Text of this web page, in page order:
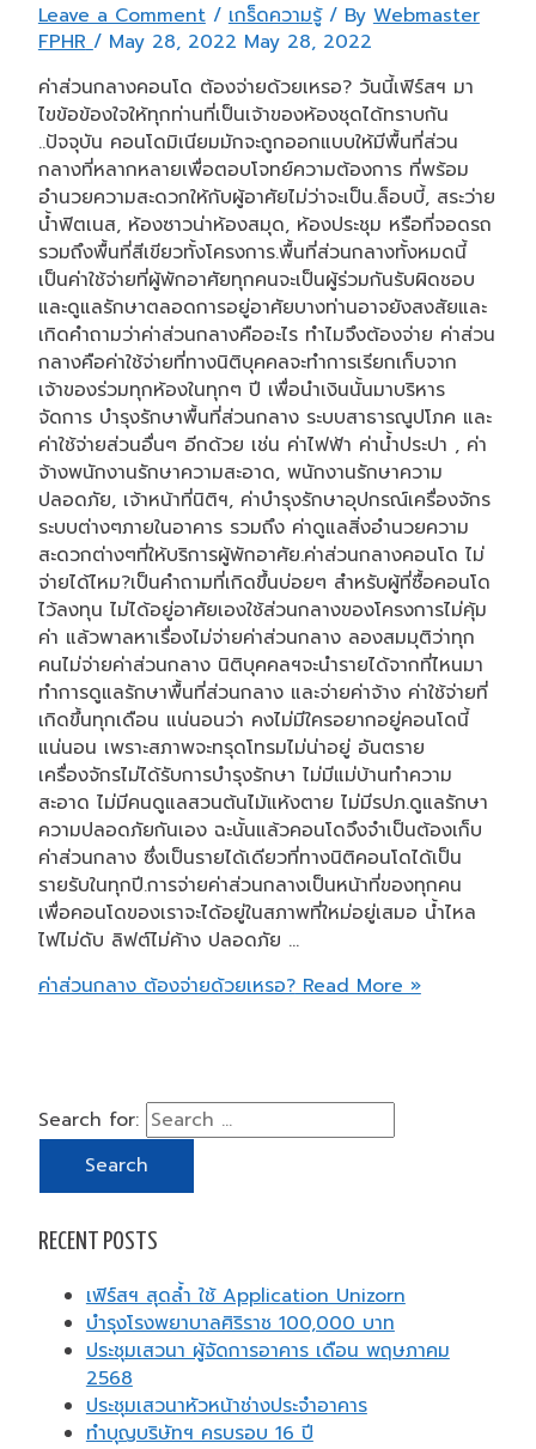
Leave a Comment /เกร็ดความรู้/ ByWebmaster
FPHR / May 28, 2022 May 28, 2022
ค่าส่วนกลางคอนโด ต้องจ่ายด้วยเหรอ? วันนี้เฟิร์สฯ มา
ไขข้อข้องใจให้ทุกท่านที่เป็นเจ้าของห้องชุดได้ทราบกัน
..ปัจจุบัน คอนโดมิเนียมมักจะถูกออกแบบให้มีพื้นที่ส่วน
กลางที่หลากหลายเพื่อตอบโจทย์ความต้องการ ที่พร้อม
อำนวยความสะดวกให้กับผู้อาศัยไม่ว่าจะเป็น.ล็อบบี้, สระว่าย
น้ำฟิตเนส, ห้องซาวน่าห้องสมุด, ห้องประชุม หรือที่จอดรถ
รวมถึงพื้นที่สีเขียวทั้งโครงการ.พื้นที่ส่วนกลางทั้งหมดนี้
เป็นค่าใช้จ่ายที่ผู้พักอาศัยทุกคนจะเป็นผู้ร่วมกันรับผิดชอบ
และดูแลรักษาตลอดการอยู่อาศัยบางท่านอาจยังสงสัยและ
เกิดคำถามว่าค่าส่วนกลางคืออะไร ทำไมจึงต้องจ่าย ค่าส่วน
กลางคือค่าใช้จ่ายที่ทางนิติบุคคลจะทำการเรียกเก็บจาก
เจ้าของร่วมทุกห้องในทุกๆ ปี เพื่อนำเงินนั้นมาบริหาร
จัดการ บำรุงรักษาพื้นที่ส่วนกลาง ระบบสาธารณูปโภค และ
ค่าใช้จ่ายส่วนอื่นๆ อีกด้วย เช่น ค่าไฟฟ้า ค่าน้ำประปา , ค่า
จ้างพนักงานรักษาความสะอาด, พนักงานรักษาความ
ปลอดภัย, เจ้าหน้าที่นิติฯ, ค่าบำรุงรักษาอุปกรณ์เครื่องจักร
ระบบต่างๆภายในอาคาร รวมถึง ค่าดูแลสิ่งอำนวยความ
สะดวกต่างๆที่ให้บริการผู้พักอาศัย.ค่าส่วนกลางคอนโด ไม่
จ่ายได้ไหม?เป็นคำถามที่เกิดขึ้นบ่อยๆ สำหรับผู้ที่ซื้อคอนโด
ไว้ลงทุน ไม่ได้อยู่อาศัยเองใช้ส่วนกลางของโครงการไม่คุ้ม
ค่า แล้วพาลหาเรื่องไม่จ่ายค่าส่วนกลาง ลองสมมุติว่าทุก
คนไม่จ่ายค่าส่วนกลาง นิติบุคคลฯจะนำรายได้จากที่ไหนมา
ทำการดูแลรักษาพื้นที่ส่วนกลาง และจ่ายค่าจ้าง ค่าใช้จ่ายที่
เกิดขึ้นทุกเดือน แน่นอนว่า คงไม่มีใครอยากอยู่คอนโดนี้
แน่นอน เพราะสภาพจะทรุดโทรมไม่น่าอยู่ อันตราย
เครื่องจักรไม่ได้รับการบำรุงรักษา ไม่มีแม่บ้านทำความ
สะอาด ไม่มีคนดูแลสวนต้นไม้แห้งตาย ไม่มีรปภ.ดูแลรักษา
ความปลอดภัยกันเอง ฉะนั้นแล้วคอนโดจึงจำเป็นต้องเก็บ
ค่าส่วนกลาง ซึ่งเป็นรายได้เดียวที่ทางนิติคอนโดได้เป็น
รายรับในทุกปี.การจ่ายค่าส่วนกลางเป็นหน้าที่ของทุกคน
เพื่อคอนโดของเราจะได้อยู่ในสภาพที่ใหม่อยู่เสมอ น้ำไหล
ไฟไม่ดับ ลิฟต์ไม่ค้าง ปลอดภัย …
ค่าส่วนกลาง ต้องจ่ายด้วยเหรอ?Read More »
Search for:
RECENT POSTS
เฟิร์สฯ สุดล้ำ ใช้ Application Unizorn
บำรุงโรงพยาบาลศิริราช 100,000 บาท
ประชุมเสวนา ผู้จัดการอาคาร เดือน พฤษภาคม
2568
ประชุมเสวนาหัวหน้าช่างประจำอาคาร
ทำบุญบริษัทฯ ครบรอบ 16 ปี